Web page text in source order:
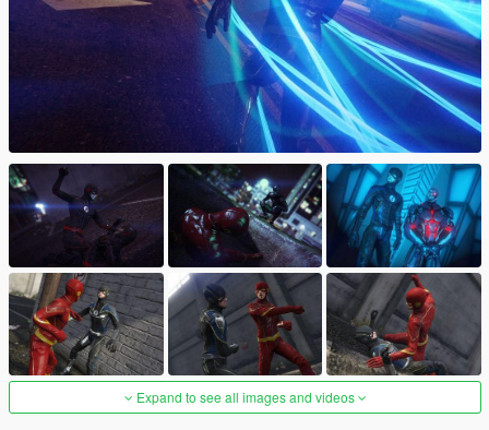
Expand to see all images and videos